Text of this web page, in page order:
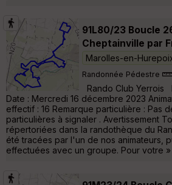
91L80/23 Boucle
Cheptainville par
Marolles-en-
Randonnée Pédestre
Rando Club Yerrois
Date : Mercredi 16 décembre 2023
effectif : 16 Remarque particulière : Pas
particulières à signaler . Avertissement
répertoriées dans la randothèque du
été tracées par l'un de nos animateurs,
effectuées avec un groupe. Pour votre »